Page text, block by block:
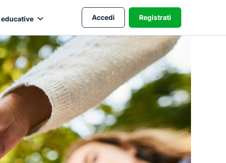
educative Accedi Registrati